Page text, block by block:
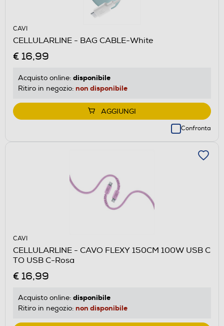
CAVI
CELLULARLINE - BAG CABLE-White
€ 16,99
Acquisto online: disponibile
Ritiro in negozio: non disponibile
AGGIUNGI
Confronta
CAVI
CELLULARLINE - CAVO FLEXY 150CM 100W USB C
TO USB C-Rosa
€ 16,99
Acquisto online: disponibile
Ritiro in negozio: non disponibile